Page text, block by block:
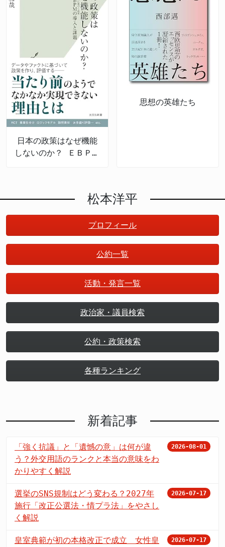
日本の政策はなぜ機能
しないのか？ ＥＢＰＭ
思想の英雄たち
松本洋平
プロフィール
公約一覧
活動・発言一覧
政治家・議員検索
公約・政策検索
各種ランキング
新着記事
「強く抗議」と「遺憾の意」は何が違
う？外交用語のランクと本当の意味をわ
かりやすく解説
2026-08-01
選挙のSNS規制はどう変わる？2027年
施行「改正公選法・情プラ法」をやさし
く解説
2026-07-17
皇室典範が初の本格改正で成立 女性皇
2026-07-17